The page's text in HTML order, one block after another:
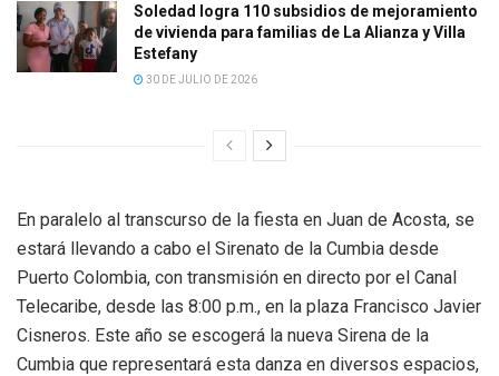
Soledad logra 110 subsidios de mejoramiento
de vivienda para familias de La Alianza y Villa
Estefany
30 DE JULIO DE 2026
En paralelo al transcurso de la fiesta en Juan de Acosta, se
estará llevando a cabo el Sirenato de la Cumbia desde
Puerto Colombia, con transmisión en directo por el Canal
Telecaribe, desde las 8:00 p.m., en la plaza Francisco Javier
Cisneros. Este año se escogerá la nueva Sirena de la
Cumbia que representará esta danza en diversos espacios,